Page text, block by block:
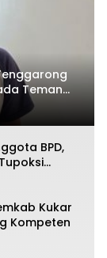
Teman
BPD,
Kukar
Kompeten